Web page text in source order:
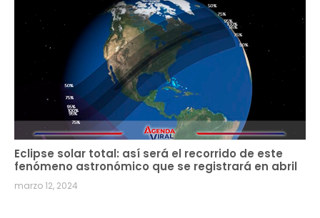
Eclipse solar total: así será el recorrido de este
fenómeno astronómico que se registrará en abril
marzo 12, 2024